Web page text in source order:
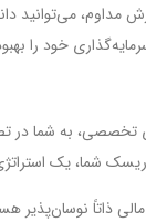
مداوم،
خود را
تخصصی، به شما
شما، یک
ذاتاً نوسان‌پذیر